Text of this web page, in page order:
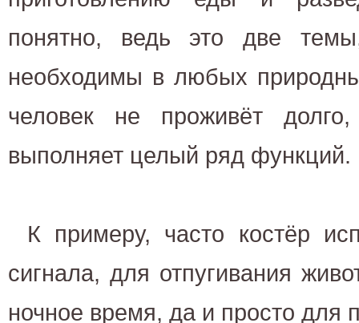
понятно, ведь это две
необходимы в любых
человек не проживёт
выполняет целый ряд функций.
К примеру, часто костёр
сигнала, для отпугивания
ночное время, да и просто для